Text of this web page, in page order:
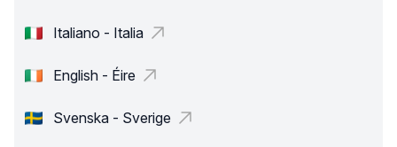
Italiano - Italia
English - Éire
Svenska - Sverige